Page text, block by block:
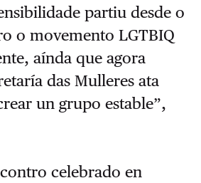
partiu desde o
o movemento LGTBIQ
aínda que agora
das Mulleres ata
un grupo estable”,
celebrado en